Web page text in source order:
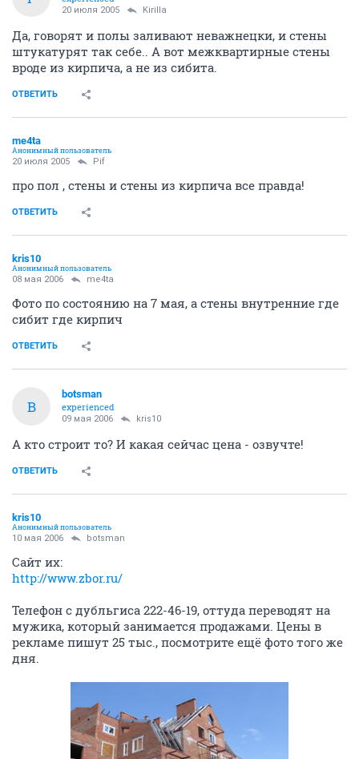
20 июля 2005 Kirilla
Да, говорят и полы заливают неважнецки, и стены
штукатурят так себе.. А вот межквартирные стены
вроде из кирпича, а не из сибита.
ОТВЕТИТЬ
me4ta
Анонимный пользователь
20 июля 2005 Pif
про пол , стены и стены из кирпича все правда!
ОТВЕТИТЬ
kris10
Анонимный пользователь
08 мая 2006 me4ta
Фото по состоянию на 7 мая, а стены внутренние где
сибит где кирпич
ОТВЕТИТЬ
B
botsman
experienced
09 мая 2006 kris10
А кто строит то? И какая сейчас цена - озвучте!
ОТВЕТИТЬ
kris10
Анонимный пользователь
10 мая 2006 botsman
Сайт их:
http://www.zbor.ru/
Телефон с дубльгиса 222-46-19, оттуда переводят на
мужика, который занимается продажами. Цены в
рекламе пишут 25 тыс., посмотрите ещё фото того же
дня.